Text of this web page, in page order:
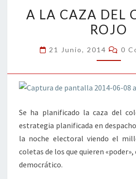
LA
CAZA
A LA CAZA DEL
ROJO
21 Junio, 2014 0
Se ha planificado la caza del
estrategia planificada en
la noche electoral viendo el
coletas de los que quieren
democrático.